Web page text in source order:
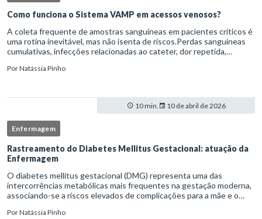
Como funciona o Sistema VAMP em acessos venosos?
A coleta frequente de amostras sanguíneas em pacientes críticos é
uma rotina inevitável, mas não isenta de riscos.Perdas sanguíneas
cumulativas, infecções relacionadas ao cateter, dor repetida,
PorNatássia Pinho
10 min. 10 de abril de 2026
Enfermagem
Rastreamento do Diabetes Mellitus Gestacional: atuação da
Enfermagem
O diabetes mellitus gestacional (DMG) representa uma das
intercorrências metabólicas mais frequentes na gestação moderna,
associando-se a riscos elevados de complicações para a mãe e o
enferm
PorNatássia Pinho